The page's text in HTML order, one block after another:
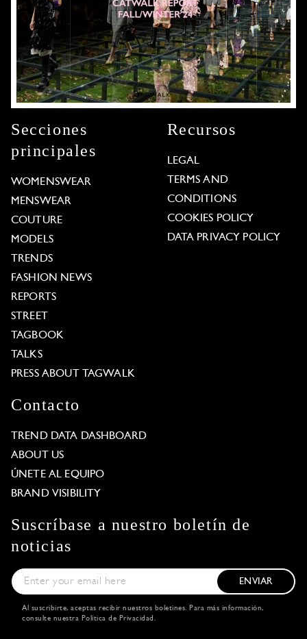
Secciones
principales
WOMENSWEAR
MENSWEAR
COUTURE
MODELS
TRENDS
FASHION NEWS
REPORTS
STREET
TAGBOOK
TALKS
PRESS ABOUT TAGWALK
Recursos
LEGAL
TERMS AND
CONDITIONS
COOKIES POLICY
DATA PRIVACY POLICY
Contacto
TREND DATA DASHBOARD
ABOUT US
ÚNETE AL EQUIPO
BRAND VISIBILITY
Suscríbase a nuestro boletín de
noticias
ENVIAR
Al suscribirte, aceptas recibir nuestros boletines. Para más información,
consulte nuestra Política de Privacidad .